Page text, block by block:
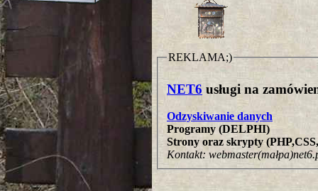
REKLAMA;)
NET6 usługi na
Odzyskiwanie danych
Programy (DELPHI)
Strony oraz skrypty
Kontakt: